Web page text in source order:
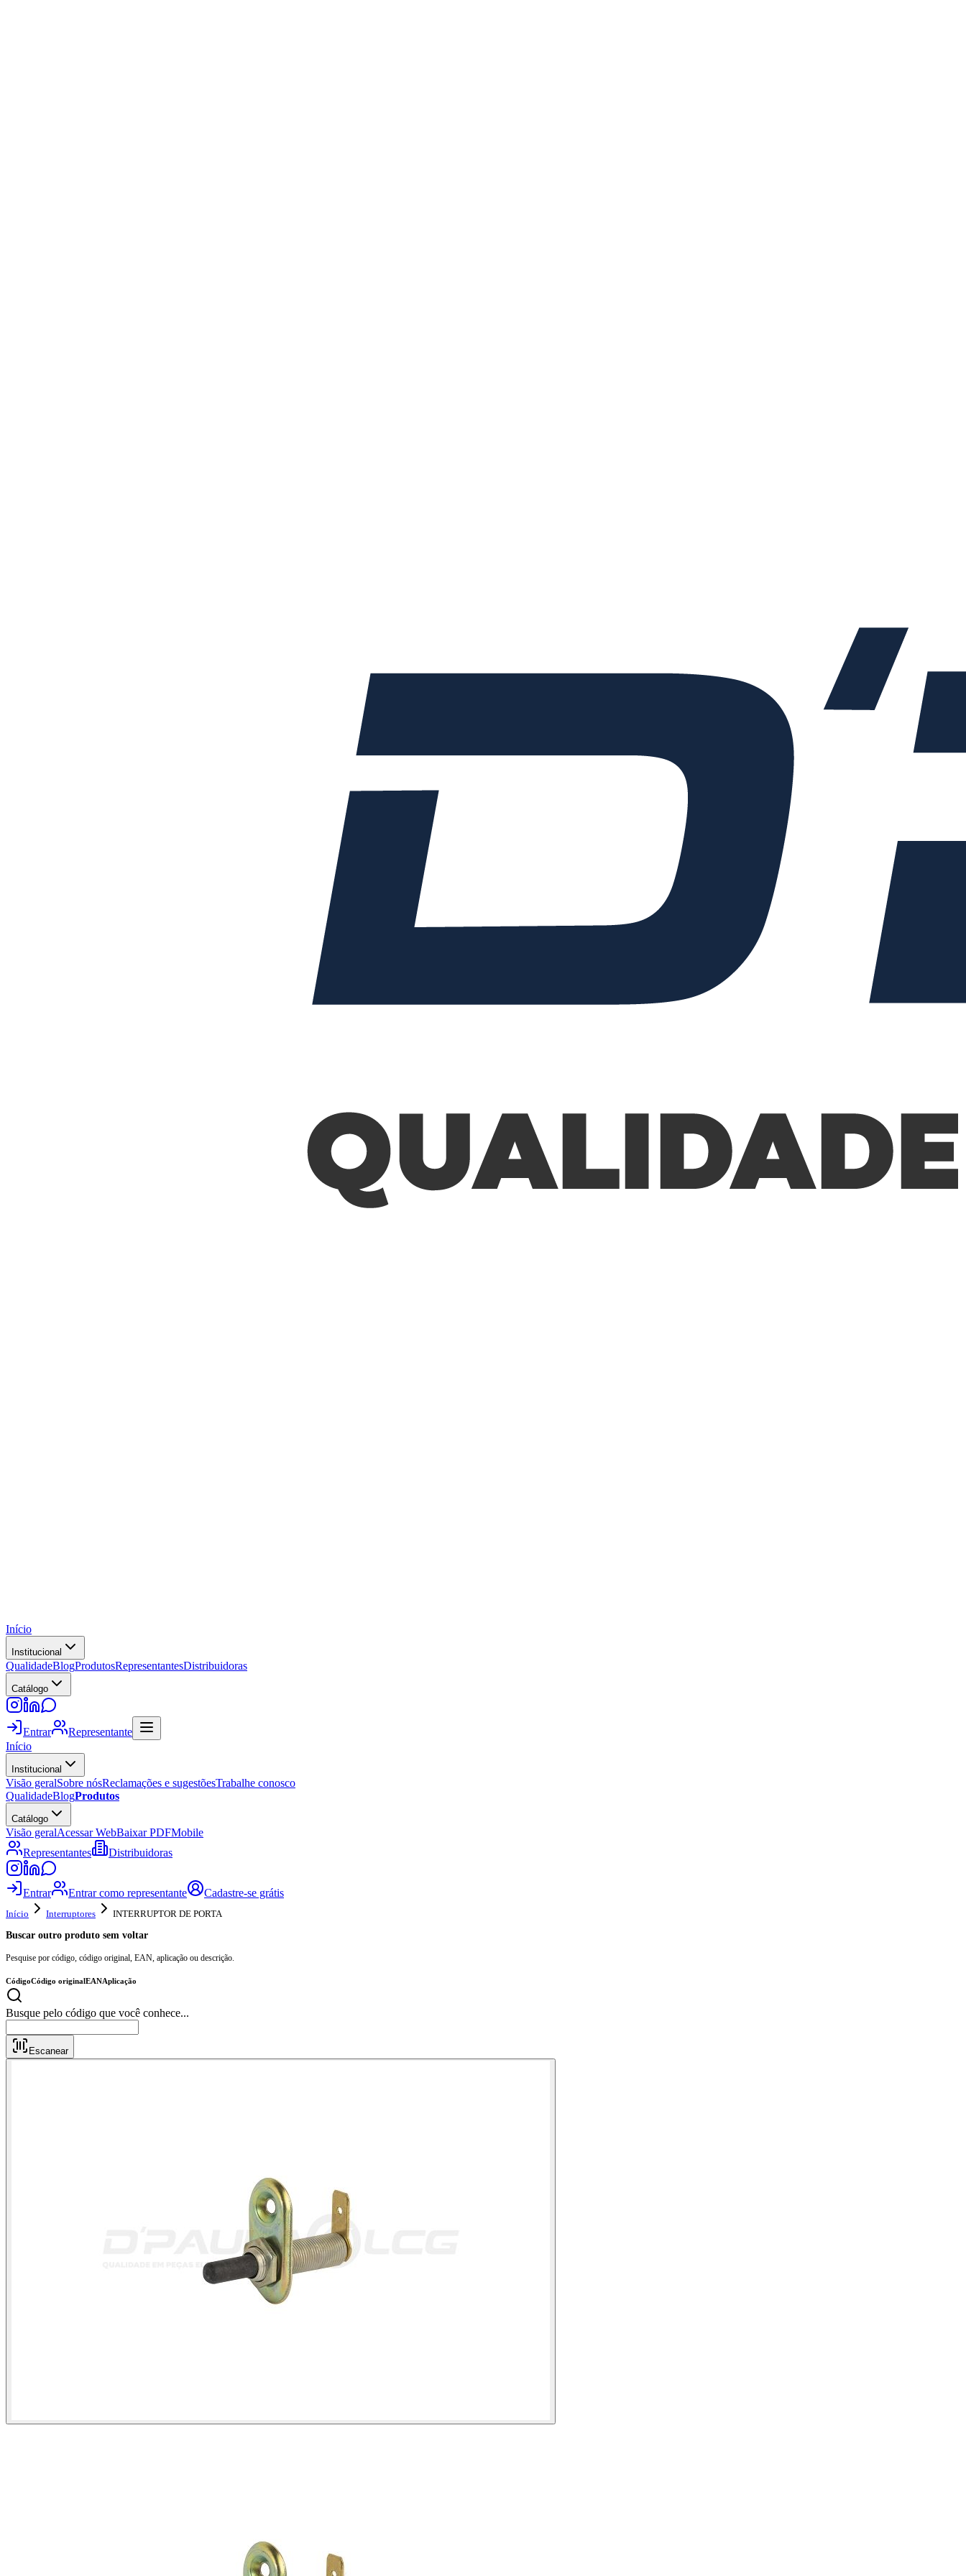
Início
Institucional
QualidadeBlogProdutosRepresentantesDistribuidoras
Catálogo
Entrar
Representante
Início
Institucional
Visão geralSobre nósReclamações e sugestõesTrabalhe conosco
QualidadeBlogProdutos
Catálogo
Visão geralAcessar WebBaixar PDFMobile
Representantes
Distribuidoras
Entrar Entrar como representante Cadastre-se grátis
Início Interruptores
INTERRUPTOR DE PORTA
Buscar outro produto sem voltar
Pesquise por código, código original, EAN, aplicação ou descrição.
CódigoCódigo originalEANAplicação
Busque pelo código que você conhece...
Escanear